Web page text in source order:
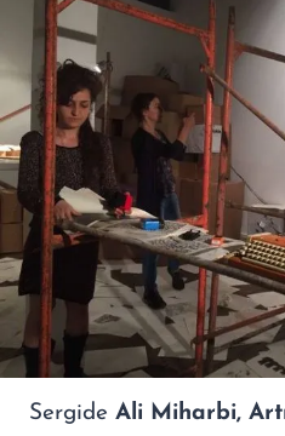
Sergide Ali Miharbi,